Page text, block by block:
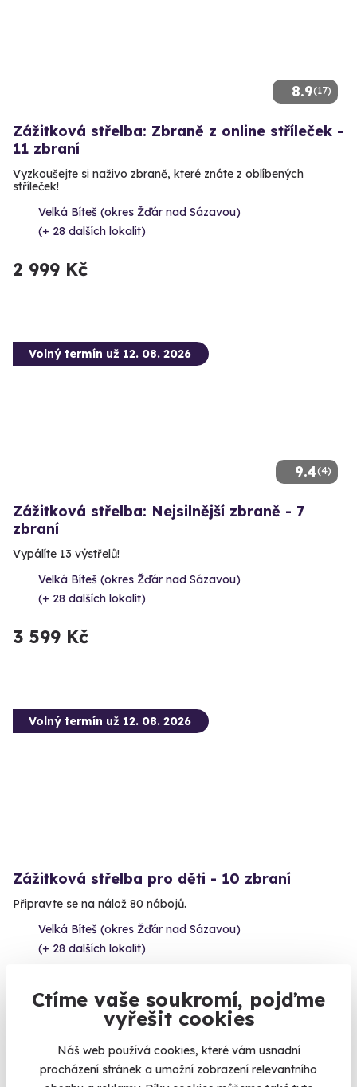
Ctíme vaše soukromí, pojďme
vyřešit cookies
Náš web používá cookies, které vám usnadní
procházení stránek a umožní zobrazení relevantního
8.9(17)
Zážitková střelba: Zbraně z online stříleček -
11 zbraní
Vyzkoušejte si naživo zbraně, které znáte z oblíbených
stříleček!
Velká Bíteš (okres Žďár nad Sázavou)
(+ 28 dalších lokalit)
2 999 Kč
9.4(4)
Volný termín už 12. 08. 2026
Zážitková střelba: Nejsilnější zbraně - 7
zbraní
Vypálíte 13 výstřelů!
Velká Bíteš (okres Žďár nad Sázavou)
(+ 28 dalších lokalit)
3 599 Kč
Volný termín už 12. 08. 2026
Zážitková střelba pro děti - 10 zbraní
Připravte se na nálož 80 nábojů.
Velká Bíteš (okres Žďár nad Sázavou)
(+ 28 dalších lokalit)
1 999 Kč
Volný termín už 12. 08. 2026